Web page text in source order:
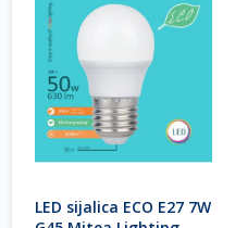
LED sijalica ECO E27 7W